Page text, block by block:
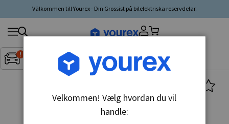
Välkommen till Yourex - Din Grossist på bilelektriska reservdelar.
Inget fordon valt▼
Søg
produkt,
producent,
Velkommen! Vælg hvordan du vil
handle: